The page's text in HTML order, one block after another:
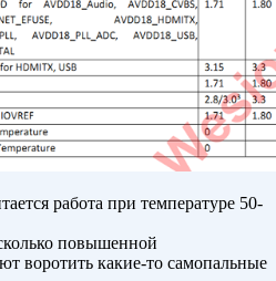
работа при температуре 50-
повышенной
воротить какие-то самопальные